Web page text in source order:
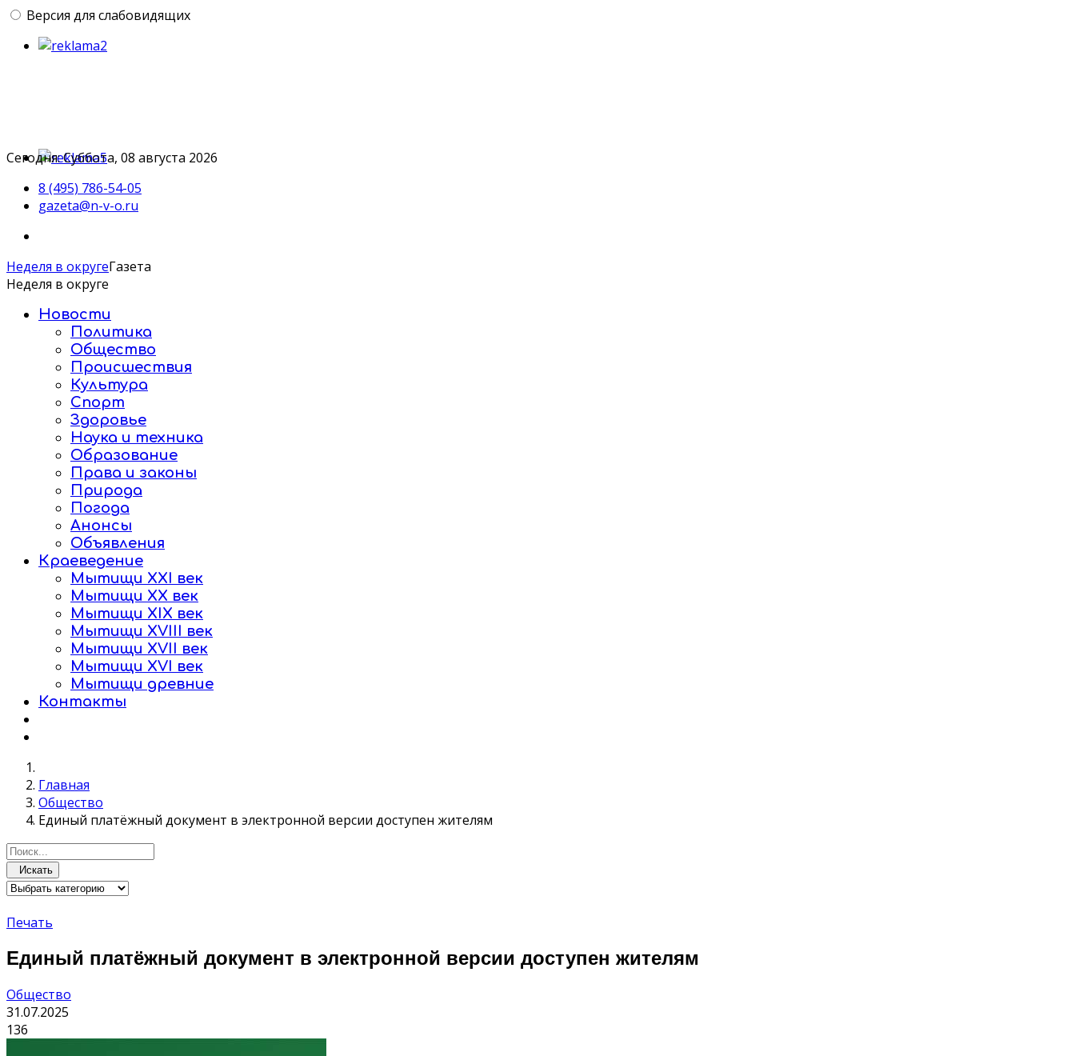
Версия для слабовидящих
Сегодня: Суббота, 08 августа 2026
8 (495) 786-54-05
gazeta@n-v-o.ru
Неделя в округеГазета
Неделя в округе
Новости
Политика
Общество
Происшествия
Культура
Спорт
Здоровье
Наука и техника
Образование
Права и законы
Природа
Погода
Анонсы
Объявления
Краеведение
Мытищи XXI век
Мытищи XX век
Мытищи XIX век
Мытищи XVIII век
Мытищи XVII век
Мытищи XVI век
Мытищи древние
Контакты
Главная
Общество
Единый платёжный документ в электронной версии доступен жителям
Искать
Печать
Единый платёжный документ в электронной версии доступен жителям
Общество
31.07.2025
136